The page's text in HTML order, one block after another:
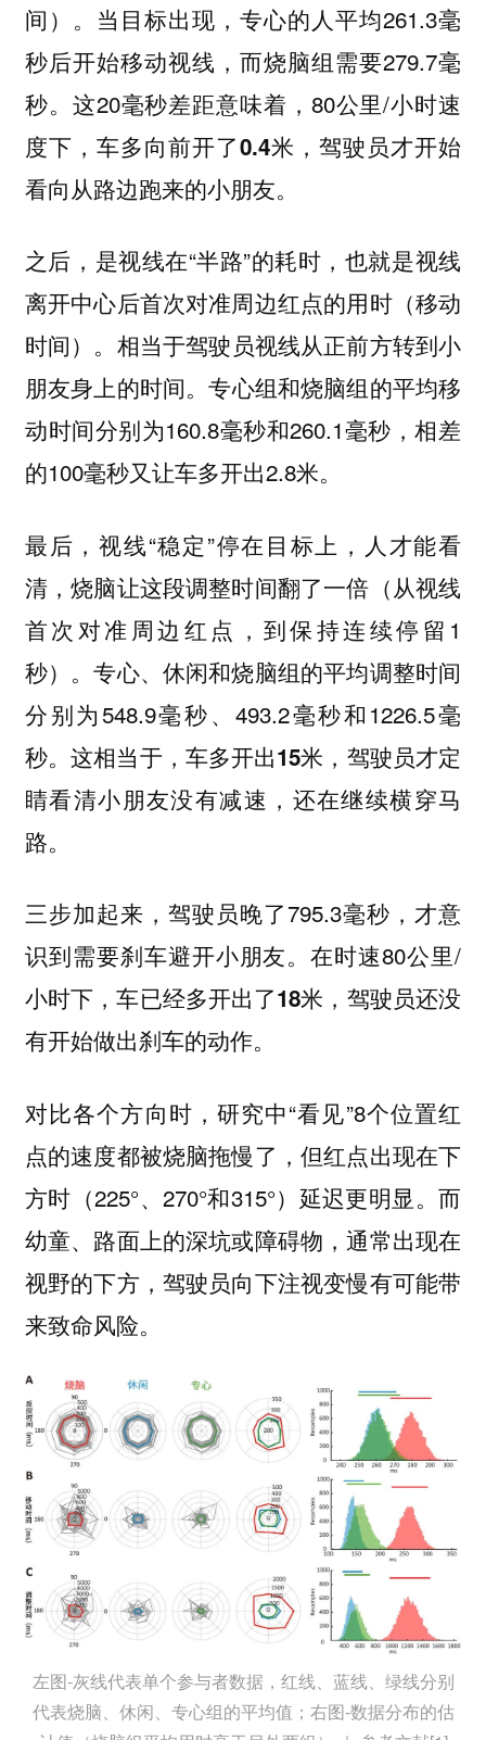
间）。当目标出现，专心的人平均261.3毫
秒后开始移动视线，而烧脑组需要279.7毫
秒。这20毫秒差距意味着，80公里/小时速
度下， 车多向前开了0.4米，驾驶员才开始
看向从路边跑来的小朋友。
之后，是视线在“半路”的耗时，也就是视线
离开中心后首次对准周边红点的用时（移动
时间）。 相当于驾驶员视线从正前方转到小
朋友身上的时间。专心组和烧脑组的平均移
动时间分别为160.8毫秒和260.1毫秒，相差
的100毫秒又让车多开出2.8米。
最后，视线“稳定”停在目标上，人才能看
清，烧脑让这段调整时间翻了一倍（从视线
首次对准周边红点，到保持连续停留1
秒）。专心、休闲和烧脑组的平均调整时间
分别为548.9毫秒、493.2毫秒和1226.5毫
秒。这相当于， 车多开出15米，驾驶员才定
睛看清小朋友没有减速 ，还在继续横穿马
路。
三步加起来，驾驶员晚了795.3毫秒，才意
识到需要刹车避开小朋友。在时速80公里/
小时下，车已经多开出了18米，驾驶员还没
有开始做出刹车的动作。
对比各个方向时，研究中“看见”8个位置红
点的速度都被烧脑拖慢了，但红点出现在下
方时（225°、270°和315°）延迟更明显。而
幼童、路面上的深坑或障碍物，通常出现在
视野的下方，驾驶员向下注视变慢有可能带
来致命风险。
左图-灰线代表单个参与者数据，红线、蓝线、绿线分别
代表烧脑、休闲、专心组的平均值；右图-数据分布的估